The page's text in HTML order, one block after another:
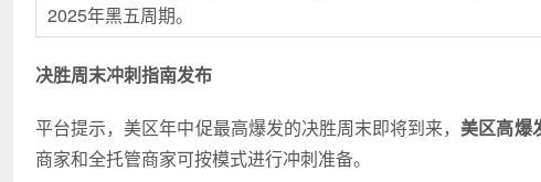
2025年黑五周期。
决胜周末冲刺指南发布
平台提示，美区年中促最高爆发的决胜周末即将到来， 美区高爆
商家和全托管商家可按模式进行冲刺准备。